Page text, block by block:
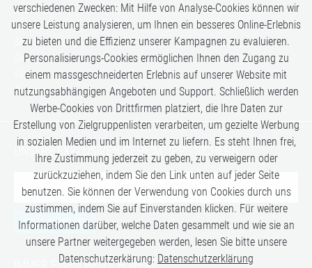
Romance
Safari-Erlebnisse
Simply the Best
Six Senses
Villen
Zugreisen
UNSERE EXKLUSIVEN GEHEIMTIPPS SICHERN:
JETZT ANMELDEN
IMMER EINEN BESUCH WERT:
verschiedenen Zwecken: Mit Hilfe von Analyse-Cookies können wir
unsere Leistung analysieren, um Ihnen ein besseres Online-Erlebnis
zu bieten und die Effizienz unserer Kampagnen zu evaluieren.
Personalisierungs-Cookies ermöglichen Ihnen den Zugang zu
einem massgeschneiderten Erlebnis auf unserer Website mit
nutzungsabhängigen Angeboten und Support. Schließlich werden
Werbe-Cookies von Drittfirmen platziert, die Ihre Daten zur
Erstellung von Zielgruppenlisten verarbeiten, um gezielte Werbung
in sozialen Medien und im Internet zu liefern. Es steht Ihnen frei,
Ihre Zustimmung jederzeit zu geben, zu verweigern oder
zurückzuziehen, indem Sie den Link unten auf jeder Seite
benutzen. Sie können der Verwendung von Cookies durch uns
zustimmen, indem Sie auf Einverstanden klicken. Für weitere
Informationen darüber, welche Daten gesammelt und wie sie an
unsere Partner weitergegeben werden, lesen Sie bitte unsere
Datenschutzerkärung: Datenschutzerklärung